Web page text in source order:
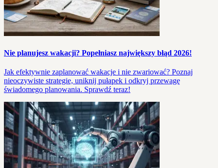
Nie planujesz wakacji? Popełniasz największy błąd 2026!
Jak efektywnie zaplanować wakacje i nie zwariować? Poznaj
nieoczywiste strategie, uniknij pułapek i odkryj przewagę
świadomego planowania. Sprawdź teraz!